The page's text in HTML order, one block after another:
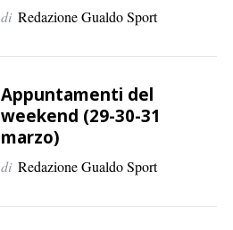
di Redazione Gualdo Sport
Appuntamenti del
weekend (29-30-31
marzo)
di Redazione Gualdo Sport